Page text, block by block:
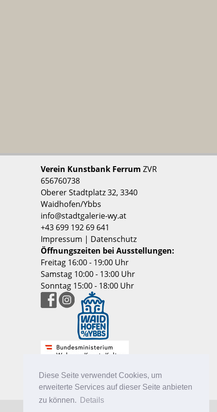
Diese Seite verwendet Cookies, um
erweiterte Services auf dieser Seite anbieten
zu können.
Details
Verein Kunstbank Ferrum ZVR
656760738
Oberer Stadtplatz 32, 3340
Waidhofen/Ybbs
info@stadtgalerie-wy.at
+43 699 192 69 641
Impressum | Datenschutz
Öffnungszeiten bei Ausstellungen:
Freitag 16:00 - 19:00 Uhr
Samstag 10:00 - 13:00 Uhr
Sonntag 15:00 - 18:00 Uhr